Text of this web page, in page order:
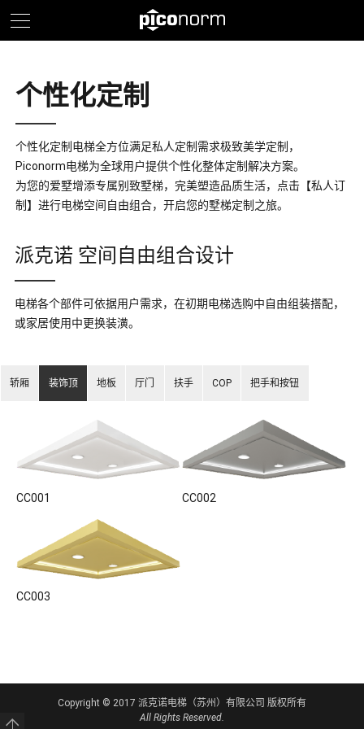
个性化定制
个性化定制电梯全方位满足私人定制需求极致美学定制，
Piconorm电梯为全球用户提供个性化整体定制解决方案。
为您的爱墅增添专属别致墅梯，完美塑造品质生活，点击【私人订
制】进行电梯空间自由组合，开启您的墅梯定制之旅。
派克诺 空间自由组合设计
电梯各个部件可依据用户需求，在初期电梯选购中自由组装搭配，
或家居使用中更换装潢。
轿厢 装饰顶 地板 厅门 扶手 COP 把手和按钮
CC001 CC002
CC003
Copyright © 2017 派克诺电梯（苏州）有限公司 版权所有
All Rights Reserved.